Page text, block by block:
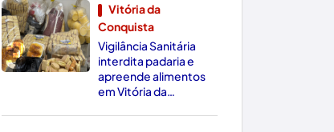
3
Vitória da
Conquista
Vigilância Sanitária
interdita padaria e
apreende alimentos
em Vitória da